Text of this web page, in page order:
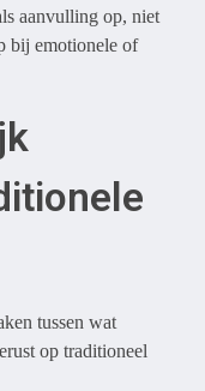
aanvulling op, niet
bij emotionele of
tussen wat
op traditioneel